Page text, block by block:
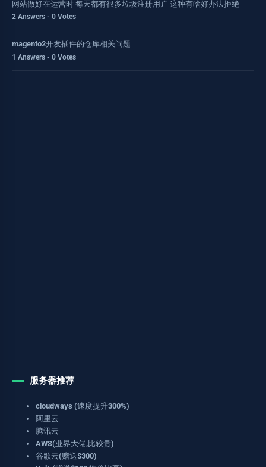
网站做好在运营时 每天都有很多垃圾注册用户 这种有啥好办法拒绝
2 Answers - 0 Votes
magento2开发插件的仓库相关问题
1 Answers - 0 Votes
服务器推荐
cloudways (速度提升300%)
阿里云
腾讯云
AWS(业界大佬,比较贵)
谷歌云(赠送$300)